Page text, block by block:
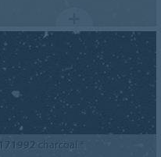
171992 charcoal *